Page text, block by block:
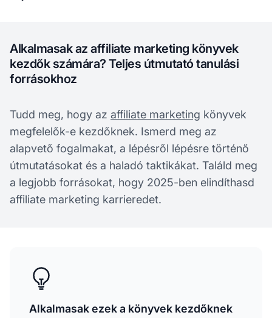
Alkalmasak az affiliate marketing könyvek
kezdők számára? Teljes útmutató tanulási
forrásokhoz
Tudd meg, hogy az affiliate marketing könyvek
megfelelők-e kezdőknek. Ismerd meg az
alapvető fogalmakat, a lépésről lépésre történő
útmutatásokat és a haladó taktikákat. Találd meg
a legjobb forrásokat, hogy 2025-ben elindíthasd
affiliate marketing karrieredet.
Alkalmasak ezek a könyvek kezdőknek